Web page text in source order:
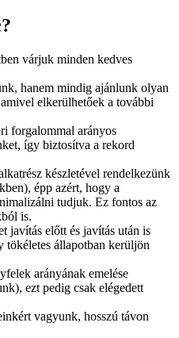
várjuk minden kedves
hanem mindig ajánlunk olyan
elkerülhetőek a további
forgalommal arányos
így biztosítva a rekord
készletével rendelkezünk
épp azért, hogy a
tudjuk. Ez fontos az
is.
javítás előtt és javítás után is
tökéletes állapotban kerüljön
arányának emelése
ezt pedig csak elégedett
vagyunk, hosszú távon